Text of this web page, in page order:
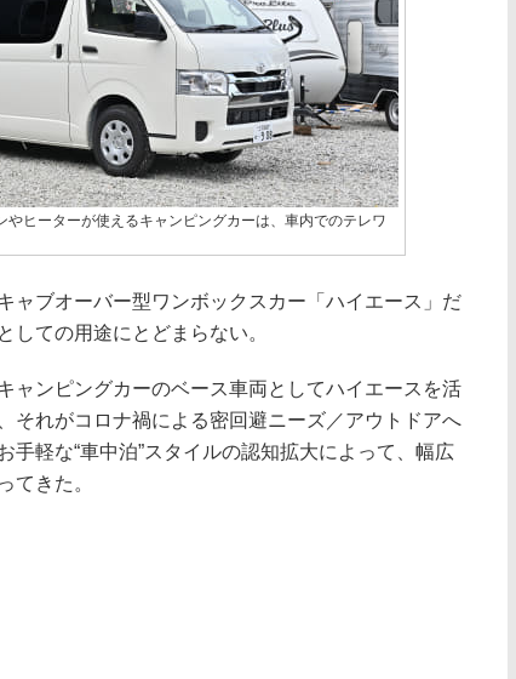
やヒーターが使えるキャンピングカーは、車内でのテレワ
ャブオーバー型ワンボックスカー「ハイエース」だ
しての用途にとどまらない。
ャンピングカーのベース車両としてハイエースを活
それがコロナ禍による密回避ニーズ／アウトドアへ
手軽な“車中泊”スタイルの認知拡大によって、幅広
てきた。